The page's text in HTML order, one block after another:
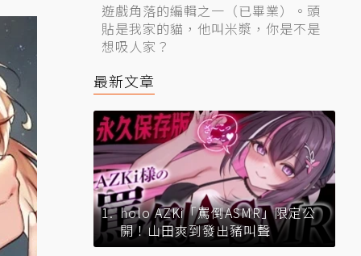
遊戲角落的編輯之一（已畢業）。頭
貼是我家的貓，他叫米漿，你是不是
想吸人家？
最新文章
holo AZKi「罵倒ASMR」限定公
開！山田爽到發出豬叫聲